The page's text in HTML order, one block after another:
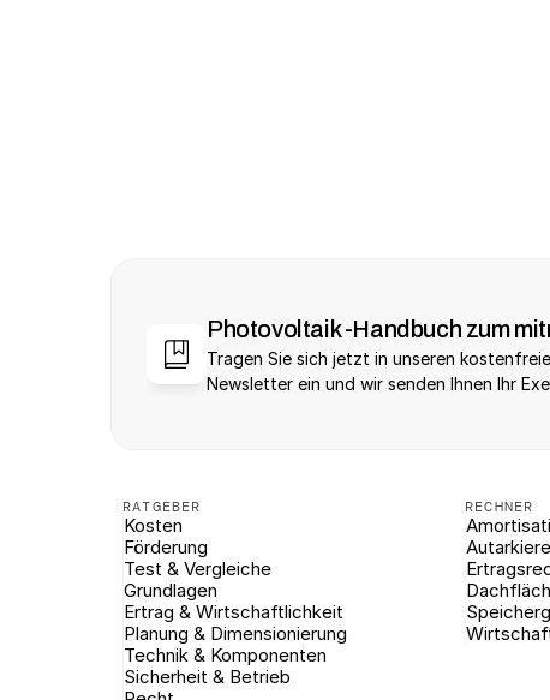
Photovoltaik -Handbuch zum
Tragen Sie sich jetzt in unseren
Newsletter ein und wir senden Ihnen Ihr
RATGEBER
Kosten
Förderung
Test & Vergleiche
Grundlagen
Ertrag & Wirtschaftlichkeit
Planung & Dimensionierung
Technik & Komponenten
Sicherheit & Betrieb
RECHNER